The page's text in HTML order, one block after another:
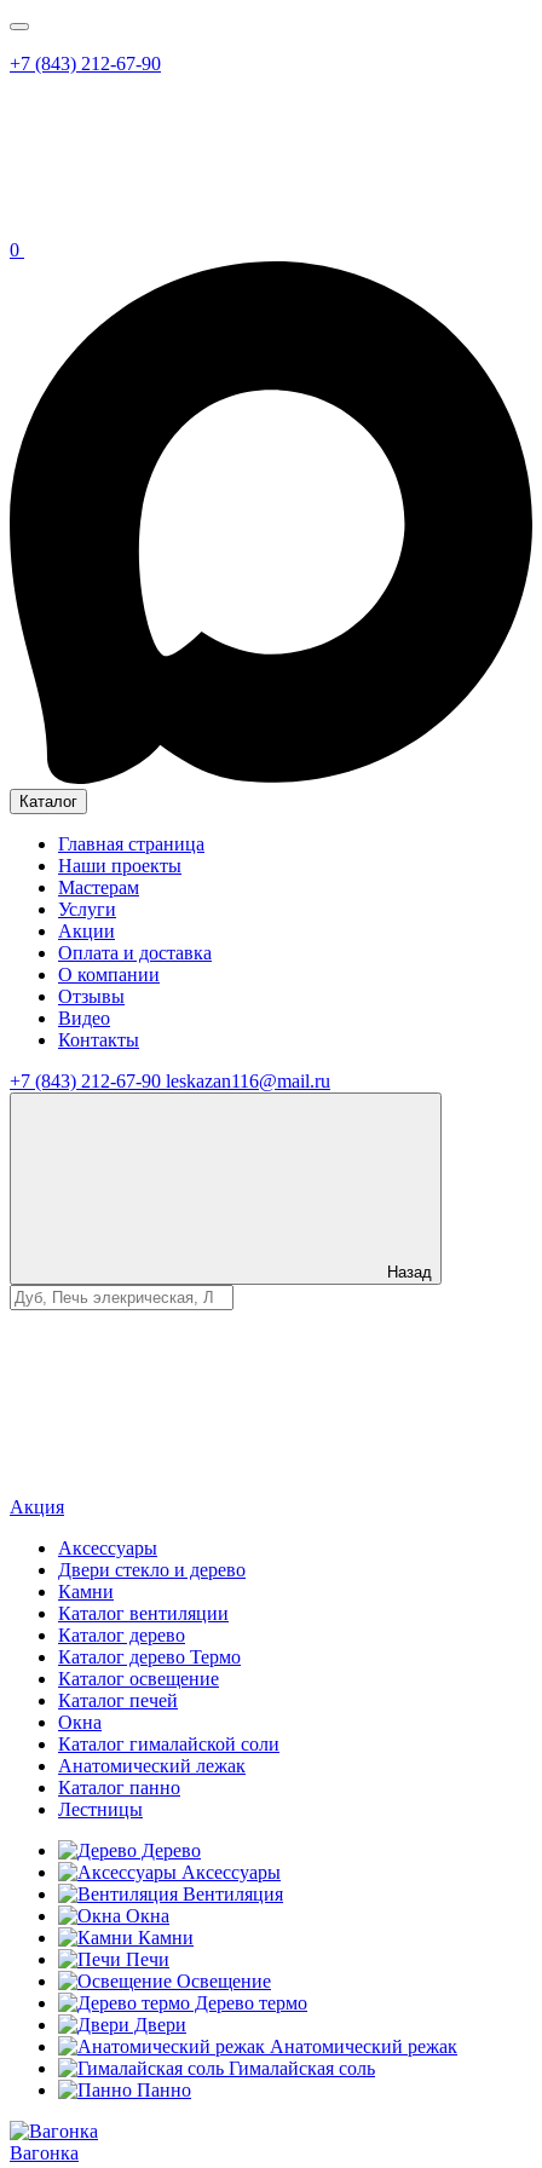
+7 (843) 212-67-90
0
Каталог
Главная страница
Наши проекты
Мастерам
Услуги
Акции
Оплата и доставка
О компании
Отзывы
Видео
Контакты
+7 (843) 212-67-90 leskazan116@mail.ru
Назад
Акция
Аксессуары
Двери стекло и дерево
Камни
Каталог вентиляции
Каталог дерево
Каталог дерево Термо
Каталог освещение
Каталог печей
Окна
Каталог гималайской соли
Анатомический лежак
Каталог панно
Лестницы
Дерево
Аксессуары
Вентиляция
Окна
Камни
Печи
Освещение
Дерево термо
Двери
Анатомический режак
Гималайская соль
Панно
Вагонка